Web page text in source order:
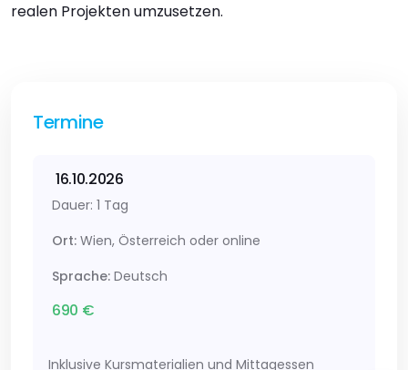
realen Projekten umzusetzen.
Termine
16.10.2026
Dauer: 1 Tag
Ort: Wien, Österreich oder online
Sprache: Deutsch
690 €
Inklusive Kursmaterialien und Mittagessen